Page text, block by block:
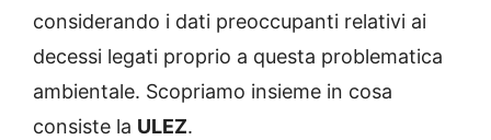
considerando i dati preoccupanti relativi ai
decessi legati proprio a questa problematica
ambientale. Scopriamo insieme in cosa
consiste la ULEZ.